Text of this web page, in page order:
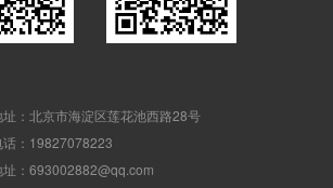
：北京市海淀区莲花池西路28号
话：19827078223
址：693002882@qq.com